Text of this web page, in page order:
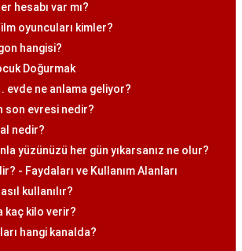
hesabı var mı?
oyuncuları kimler?
hangisi?
Doğurmak
evde ne anlama geliyor?
son evresi nedir?
nedir?
yüzünüzü her gün yıkarsanız ne olur?
- Faydaları ve Kullanım Alanları
kullanılır?
kaç kilo verir?
hangi kanalda?